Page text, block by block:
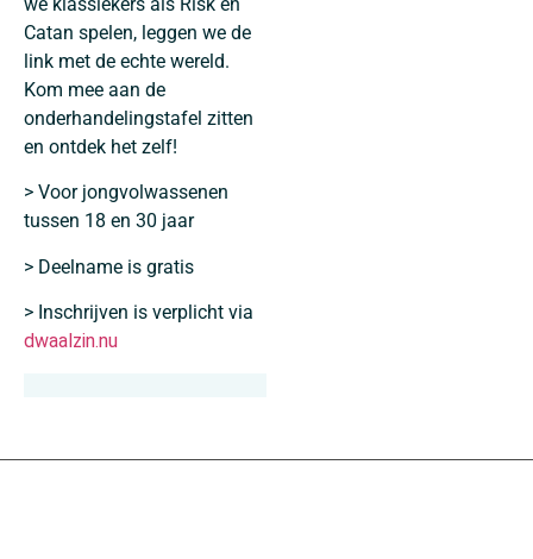
Catan spelen, leggen we de
link met de echte wereld.
Kom mee aan de
onderhandelingstafel zitten
en ontdek het zelf!
> Voor jongvolwassenen
tussen 18 en 30 jaar
> Deelname is gratis
> Inschrijven is verplicht via
dwaalzin.nu